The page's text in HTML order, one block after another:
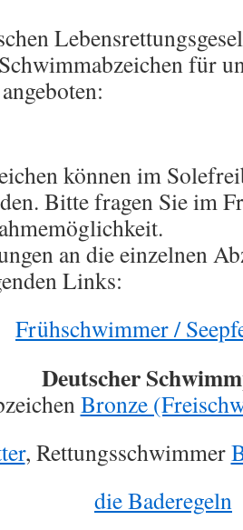
für
können im
Bitte fragen Sie im
an die einzelnen
Links:
Frühschwimmer /
Deutscher
Bronze
, Rettungsschwimmer
die Baderegeln